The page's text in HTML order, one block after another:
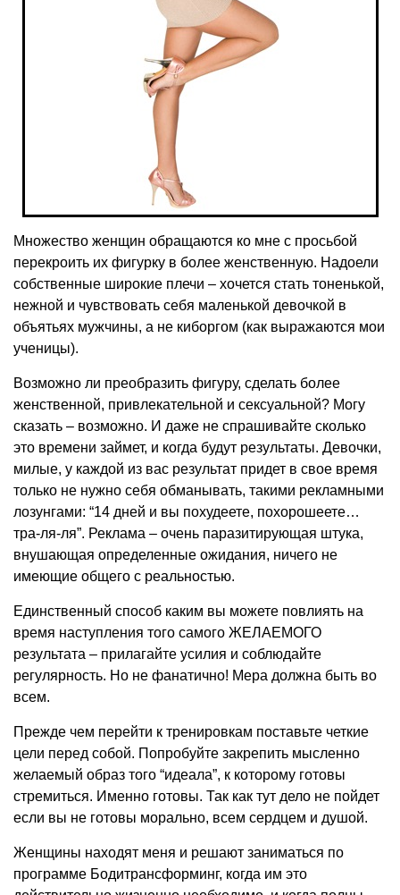
Множество женщин обращаются ко мне с просьбой
перекроить их фигурку в более женственную. Надоели
собственные широкие плечи – хочется стать тоненькой,
нежной и чувствовать себя маленькой девочкой в
объятьях мужчины, а не киборгом (как выражаются мои
ученицы).
Возможно ли преобразить фигуру, сделать более
женственной, привлекательной и сексуальной? Могу
сказать – возможно. И даже не спрашивайте сколько
это времени займет, и когда будут результаты. Девочки,
милые, у каждой из вас результат придет в свое время
только не нужно себя обманывать, такими рекламными
лозунгами: “14 дней и вы похудеете, похорошеете…
тра-ля-ля”. Реклама – очень паразитирующая штука,
внушающая определенные ожидания, ничего не
имеющие общего с реальностью.
Единственный способ каким вы можете повлиять на
время наступления того самого ЖЕЛАЕМОГО
результата – прилагайте усилия и соблюдайте
регулярность. Но не фанатично! Мера должна быть во
всем.
Прежде чем перейти к тренировкам поставьте четкие
цели перед собой. Попробуйте закрепить мысленно
желаемый образ того “идеала”, к которому готовы
стремиться. Именно готовы. Так как тут дело не пойдет
если вы не готовы морально, всем сердцем и душой.
Женщины находят меня и решают заниматься по
программе Бодитрансформинг, когда им это